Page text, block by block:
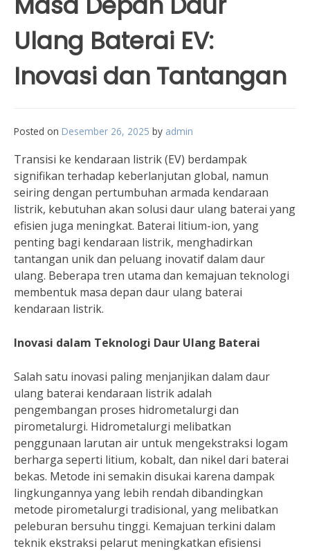
Ulang Baterai EV:
Inovasi dan Tantangan
Posted on Desember 26, 2025 by admin
Transisi ke kendaraan listrik (EV) berdampak
signifikan terhadap keberlanjutan global, namun
seiring dengan pertumbuhan armada kendaraan
listrik, kebutuhan akan solusi daur ulang baterai yang
efisien juga meningkat. Baterai litium-ion, yang
penting bagi kendaraan listrik, menghadirkan
tantangan unik dan peluang inovatif dalam daur
ulang. Beberapa tren utama dan kemajuan teknologi
membentuk masa depan daur ulang baterai
kendaraan listrik.
Inovasi dalam Teknologi Daur Ulang Baterai
Salah satu inovasi paling menjanjikan dalam daur
ulang baterai kendaraan listrik adalah
pengembangan proses hidrometalurgi dan
pirometalurgi. Hidrometalurgi melibatkan
penggunaan larutan air untuk mengekstraksi logam
berharga seperti litium, kobalt, dan nikel dari baterai
bekas. Metode ini semakin disukai karena dampak
lingkungannya yang lebih rendah dibandingkan
metode pirometalurgi tradisional, yang melibatkan
peleburan bersuhu tinggi. Kemajuan terkini dalam
teknik ekstraksi pelarut meningkatkan efisiensi